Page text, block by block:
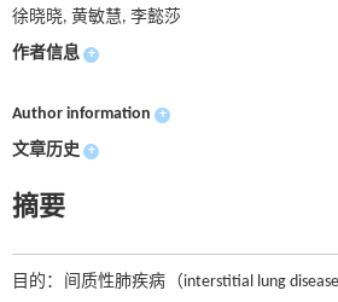
徐晓晓, 黄敏慧, 李懿莎
作者信息 +
Author information +
文章历史 +
摘要
目的：间质性肺疾病（interstitial lung